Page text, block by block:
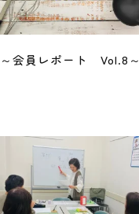
～会員レポート Vol.8～